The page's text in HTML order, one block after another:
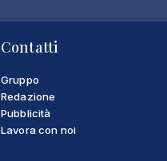
Contatti
Gruppo
Redazione
Pubblicità
Lavora con noi